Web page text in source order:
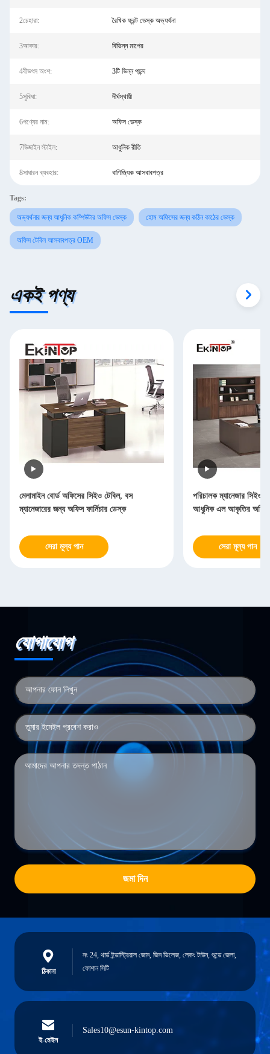
2চেহারা: রৈখিক ফ্রন্ট ডেস্ক অভ্যর্থনা
3আকার: বিভিন্ন মাপের
4বীভৎস অংশ: 3টি ভিন্ন পছন্দ
5সুবিধা: দীর্ঘস্থায়ী
6পণ্যের নাম: অফিস ডেস্ক
7ডিজাইন স্টাইল: আধুনিক রীতি
8সাধারন ব্যবহার: বাণিজ্যিক আসবাবপত্র
Tags:
অভ্যর্থনার জন্য আধুনিক কম্পিউটার অফিস ডেস্ক হোম অফিসের জন্য কঠিন কাঠের ডেস্ক
অফিস টেবিল আসবাবপত্র OEM
একই পণ্য
মেলামাইন বোর্ড অফিসের সিইও টেবিল, বস
ম্যানেজারের জন্য অফিস ফার্নিচার ডেস্ক
সেরা মূল্য পান
পরিচালক ম্যানেজার
আধুনিক এল আকৃতির
সেরা মূল্য পান
যোগাযোগ
জমা দিন
ঠিকানা
নং 24, থার্ড ইন্ডাস্ট্রিয়াল জোন, জিন ভিলেজ, লেকং টাউন, শুন্ডে জেলা,
ফোশান সিটি
ই-মেইল
Sales10@esun-kintop.com